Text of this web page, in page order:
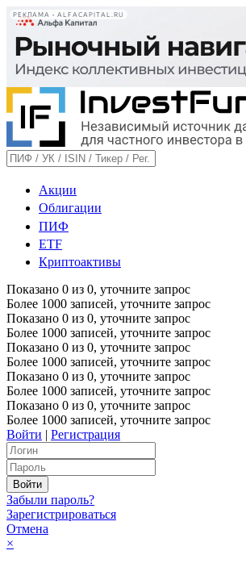
РЕКЛАМА • ALFACAPITAL.RU
Акции
Облигации
ПИФ
ETF
Криптоактивы
Показано 0 из 0, уточните запрос
Более 1000 записей, уточните запрос
Показано 0 из 0, уточните запрос
Более 1000 записей, уточните запрос
Показано 0 из 0, уточните запрос
Более 1000 записей, уточните запрос
Показано 0 из 0, уточните запрос
Более 1000 записей, уточните запрос
Показано 0 из 0, уточните запрос
Более 1000 записей, уточните запрос
Войти | Регистрация
Забыли пароль?
Зарегистрироваться
Отмена
×